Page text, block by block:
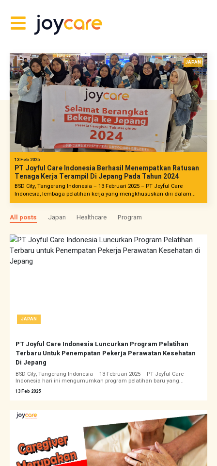
JAPAN
13 Feb 2025
PT Joyful Care Indonesia Berhasil Menempatkan Ratusan
Tenaga Kerja Terampil Di Jepang Pada Tahun 2024
BSD City, Tangerang Indonesia – 13 Februari 2025 – PT Joyful Care
Indonesia, lembaga pelatihan kerja yang mengkhususkan diri dalam...
All posts Japan Healthcare Program
JAPAN
PT Joyful Care Indonesia Luncurkan Program Pelatihan
Terbaru Untuk Penempatan Pekerja Perawatan Kesehatan
Di Jepang
BSD City, Tangerang Indonesia – 13 Februari 2025 – PT Joyful Care
Indonesia hari ini mengumumkan program pelatihan baru yang...
13 Feb 2025